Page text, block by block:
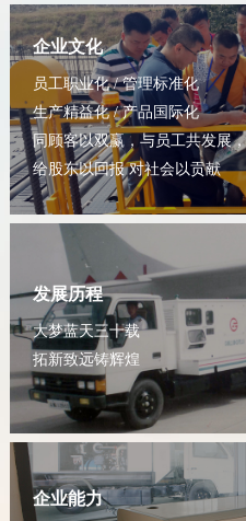
企业文化
员工职业化 / 管理标准化
生产精益化 / 产品国际化
同顾客以双赢，与员工共发展，
给股东以回报 对社会以贡献
发展历程
大梦蓝天三十载
拓新致远铸辉煌
企业能力